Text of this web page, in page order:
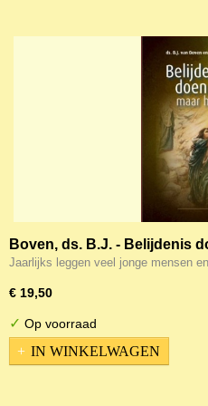
Boven, ds. B.J. - Belijdenis
A. Verschuure
Jaarlijks leggen veel jonge mensen
€ 19,50
✓ Op voorraad
IN WINKELWAGEN